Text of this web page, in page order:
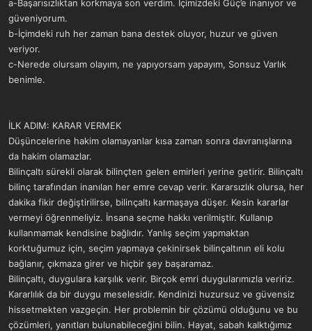
a-Başarısızlıktan korkmaya son verdim. İçimizdeki Güç’e inanıyor ve
güveniyorum.
b-İçimdeki ruh her zaman bana destek oluyor, huzur ve güven
veriyor.
c-Nerede olursam olayım, ne yapıyorsam yapayım, Sonsuz Varlık
benimle.
İLK ADIM: KARAR VERMEK
Düşüncelerine hakim olamayanlar kısa zaman sonra davranışlarına
da hakim olamazlar.
Bilinçaltı sürekli olarak bilinçten gelen emirleri yerine getirir. Bilinçaltı
bilinç tarafından inanılan her emre cevap verir. Kararsızlık olursa, her
dakika fikir değiştirilirse, bilinçaltı karmaşaya düşer. Kesin kararlar
vermeyi öğrenmeliyiz. İnsana seçme hakkı verilmiştir. Kullanıp
kullanmamak kendisine bağlıdır. Yanlış seçim yapmaktan
korktuğumuz için, seçim yapmaya çekinirsek bilinçaltının eli kolu
bağlanır, çıkmaza girer ve hiçbir şey başaramaz.
Bilinçaltı, duygulara karşılık verir. Birçok emri duygularımızla veririz.
Kararlılık da bir duygu meselesidir. Kendinizi huzursuz ve güvensiz
hissetmekten vazgeçin. Her problemin bir çözümü olduğunu ve bu
çözümleri, yanıtları bulunabileceğini bilin. Hayat, sabah kalktığımız